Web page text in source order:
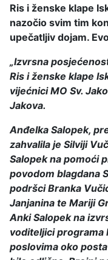
Ris i ženske klape
nazočio svim tim
upečatljiv dojam.
„Izvrsna
Ris i ženske klape
vijećnici MO Sv.
Jakova.
Anđelka Salopek,
zahvalila je Silviji
Salopek na pomoći
povodom blagdana
podršci Branka
Janjanina te Mariji
Anki Salopek na
voditeljici programa
poslovima oko